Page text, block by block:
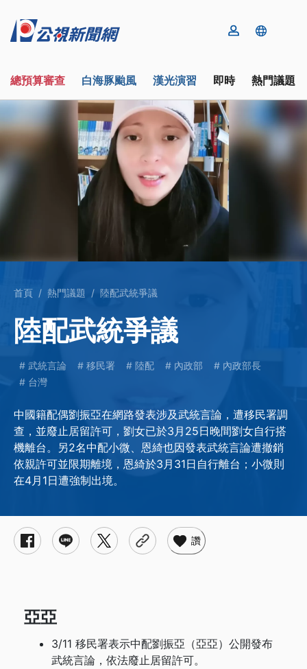
總預算審查 白海豚颱風 漢光演習 即時 熱門議題
首頁 熱門議題 陸配武統爭議
陸配武統爭議
武統言論 移民署 陸配 內政部
內政部長
台灣
中國籍配偶劉振亞在網路發表涉及武統言論，遭移民署調
查，並廢止居留許可，劉女已於3月25日晚間劉女自行搭
機離台。另2名中配小微、恩綺也因發表武統言論遭撤銷
依親許可並限期離境，恩綺於3月31日自行離台；小微則
在4月1日遭強制出境。
讚
亞亞
3/11 移民署表示中配劉振亞（亞亞）公開發布
武統言論，依法廢止居留許可。